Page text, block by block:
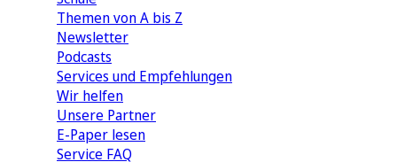
Themen von A bis Z
Newsletter
Podcasts
Services und Empfehlungen
Wir helfen
Unsere Partner
E-Paper lesen
Service FAQ